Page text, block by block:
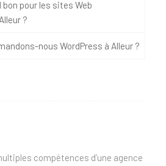
pour les sites Web
?
nous WordPress à Alleur ?
compétences d’une agence